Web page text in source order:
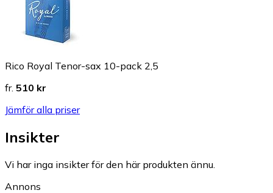
Rico Royal Tenor-sax 10-pack 2,5
fr. 510 kr
Jämför alla priser
Insikter
Vi har inga insikter för den här produkten ännu.
Annons